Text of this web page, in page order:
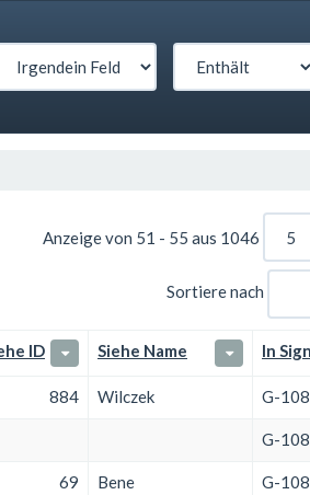
Anzeige von 51 - 55 aus 1046
Sortiere nach
ID Siehe Name In
884 Wilczek G-
G-
69 Bene G-